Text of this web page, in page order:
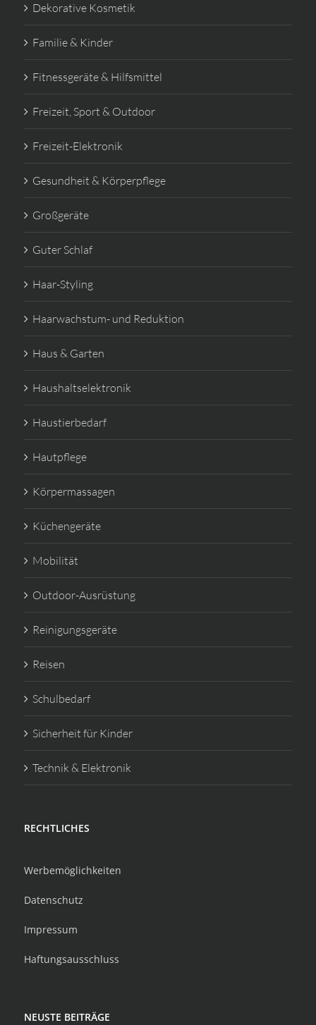
Dekorative Kosmetik
Familie & Kinder
Fitnessgeräte & Hilfsmittel
Freizeit, Sport & Outdoor
Freizeit-Elektronik
Gesundheit & Körperpflege
Großgeräte
Guter Schlaf
Haar-Styling
Haarwachstum- und Reduktion
Haus & Garten
Haushaltselektronik
Haustierbedarf
Hautpflege
Körpermassagen
Küchengeräte
Mobilität
Outdoor-Ausrüstung
Reinigungsgeräte
Reisen
Schulbedarf
Sicherheit für Kinder
Technik & Elektronik
RECHTLICHES
Werbemöglichkeiten
Datenschutz
Impressum
Haftungsausschluss
NEUSTE BEITRÄGE